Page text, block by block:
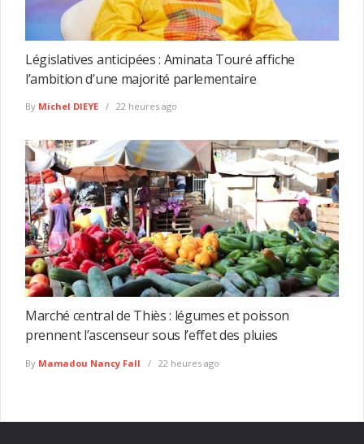
Législatives anticipées : Aminata Touré affiche
l’ambition d’une majorité parlementaire
By Michel DIEYE 22 heures ago
Marché central de Thiès : légumes et poisson
prennent l’ascenseur sous l’effet des pluies
By Mamadou Nancy Fall 22 heures ago